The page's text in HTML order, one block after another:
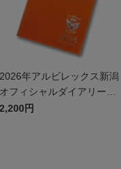
2026年アルビレックス新潟
オフィシャルダイアリー＜
NOLTY＞オレンジ
2,200円